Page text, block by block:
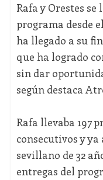
Rafa y Orestes
programa desde
ha llegado a su
que ha logrado
sin dar
según destaca
Rafa llevaba 197
consecutivos y ya
sevillano de 32
entregas del